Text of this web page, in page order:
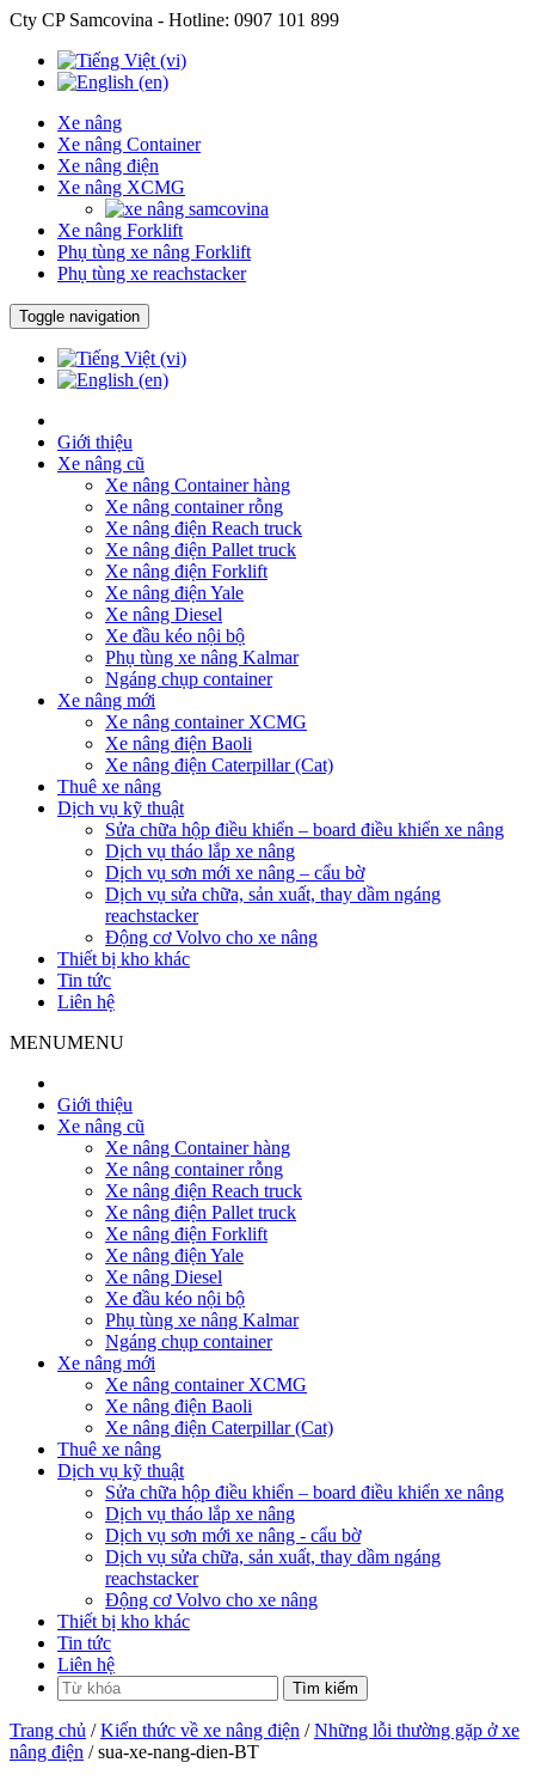
Cty CP Samcovina - Hotline: 0907 101 899
Xe nâng
Xe nâng Container
Xe nâng điện
Xe nâng XCMG
Xe nâng Forklift
Phụ tùng xe nâng Forklift
Phụ tùng xe reachstacker
Toggle navigation
Giới thiệu
Xe nâng cũ
Xe nâng Container hàng
Xe nâng container rỗng
Xe nâng điện Reach truck
Xe nâng điện Pallet truck
Xe nâng điện Forklift
Xe nâng điện Yale
Xe nâng Diesel
Xe đầu kéo nội bộ
Phụ tùng xe nâng Kalmar
Ngáng chụp container
Xe nâng mới
Xe nâng container XCMG
Xe nâng điện Baoli
Xe nâng điện Caterpillar (Cat)
Thuê xe nâng
Dịch vụ kỹ thuật
Sửa chữa hộp điều khiển – board điều khiển xe nâng
Dịch vụ tháo lắp xe nâng
Dịch vụ sơn mới xe nâng – cẩu bờ
Dịch vụ sửa chữa, sản xuất, thay dầm ngáng
reachstacker
Động cơ Volvo cho xe nâng
Thiết bị kho khác
Tin tức
Liên hệ
MENUMENU
Giới thiệu
Xe nâng cũ
Xe nâng Container hàng
Xe nâng container rỗng
Xe nâng điện Reach truck
Xe nâng điện Pallet truck
Xe nâng điện Forklift
Xe nâng điện Yale
Xe nâng Diesel
Xe đầu kéo nội bộ
Phụ tùng xe nâng Kalmar
Ngáng chụp container
Xe nâng mới
Xe nâng container XCMG
Xe nâng điện Baoli
Xe nâng điện Caterpillar (Cat)
Thuê xe nâng
Dịch vụ kỹ thuật
Sửa chữa hộp điều khiển – board điều khiển xe nâng
Dịch vụ tháo lắp xe nâng
Dịch vụ sơn mới xe nâng - cẩu bờ
Dịch vụ sửa chữa, sản xuất, thay dầm ngáng
reachstacker
Động cơ Volvo cho xe nâng
Thiết bị kho khác
Tin tức
Liên hệ
Trang chủ /Kiến thức về xe nâng điện /Những lỗi thường gặp ở xe
nâng điện / sua-xe-nang-dien-BT